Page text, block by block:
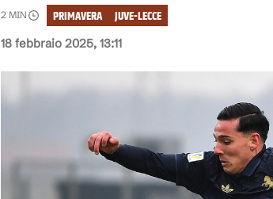
18 febbraio 2025, 13:11
2 MIN JUVE-LECCE
PRIMAVERA